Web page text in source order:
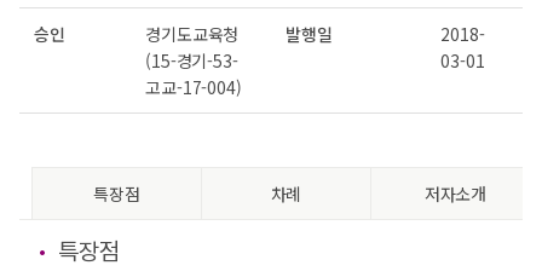
승인
경기도교육청
(15-경기-53-
고교-17-004)
발행일
2018-
03-01
특장점 차례 저자소개
특장점